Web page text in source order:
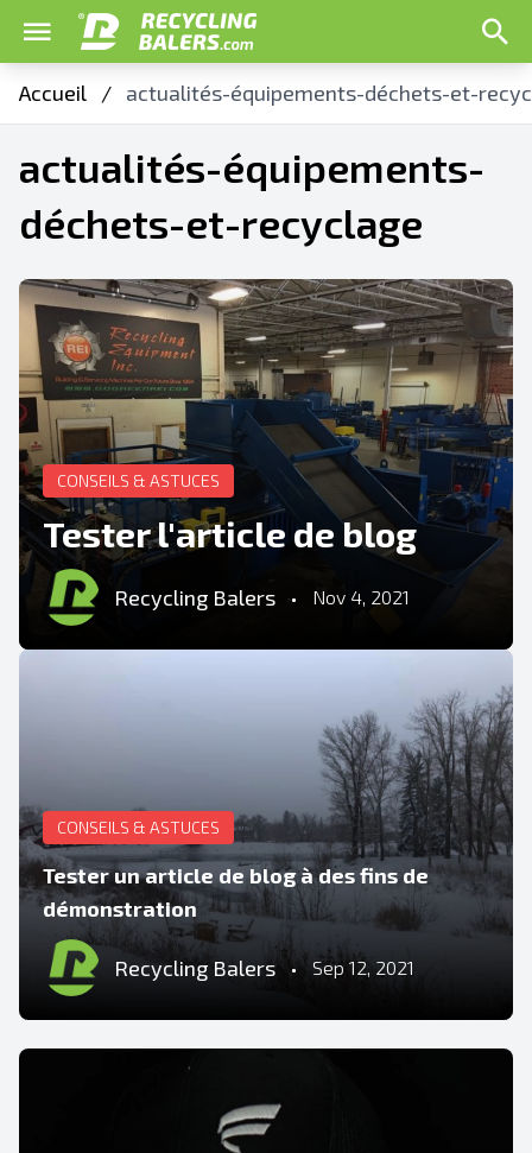
Accueil / actualités-équipements-déchets-et-
actualités-équipements-
déchets-et-recyclage
CONSEILS & ASTUCES
Tester l'article de blog
Recycling Balers • Nov 4, 2021
CONSEILS & ASTUCES
Tester un article de blog à des fins de
démonstration
Recycling Balers • Sep 12, 2021